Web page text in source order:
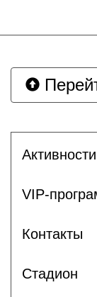
Активности
VIP-
Контакты
Стадион